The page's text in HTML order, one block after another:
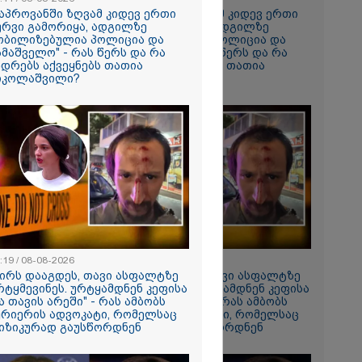
და
მატყუარა
უჩვეულო
ვარ..
- გაიცანით
ქართულ
ბიჭი
აქამდე
"კაპროვანში ზღვამ კიდევ ერთი
ჭურვი გამორიყა, ადგილზე
მობილიზებულია პოლიცია და
სამაშველო" - რას წერს და რა
კადრებს აქვეყნებს თათია
"ძირს დააგდეს, თავი ასფალტზე
არტყმევინეს. ურტყამდნენ კეფისა
და თავის არეში" - რას ამბობს
კურიერის ადვოკატი, რომელსაც
ფიზიკურად გაუსწორდნენ
ზღვამ კიდევ ერთი
გამორიყა, ადგილზე
პოლიცია და
- რას წერს და რა
აქვეყნებს თათია
/ 08-08-2026
დააგდეს, თავი ასფალტზე
ურტყამდნენ კეფისა
თავის არეში" - რას ამბობს
ადვოკატი, რომელსაც
გაუსწორდნენ